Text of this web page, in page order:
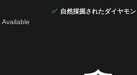
✅ 自然採掘されたダイヤモ